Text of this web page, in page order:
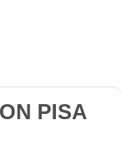
PISA